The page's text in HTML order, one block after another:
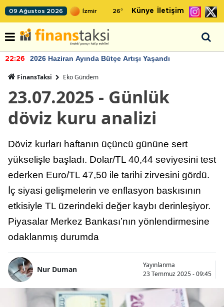
09 Ağustos 2026 26° Künye İletişim
22:26 2026 Haziran Ayında Bütçe Artışı Yaşandı
FinansTaksi Eko Gündem
23.07.2025 - Günlük
döviz kuru analizi
Döviz kurları haftanın üçüncü gününe sert
yükselişle başladı. Dolar/TL 40,44 seviyesini test
ederken Euro/TL 47,50 ile tarihi zirvesini gördü.
İç siyasi gelişmelerin ve enflasyon baskısının
etkisiyle TL üzerindeki değer kaybı derinleşiyor.
Piyasalar Merkez Bankası’nın yönlendirmesine
odaklanmış durumda
Nur Duman
Yayınlanma
23 Temmuz 2025 - 09:45